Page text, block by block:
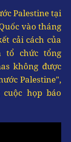
Palestine tại
vào tháng
cải cách của
tổ chức tổng
không được
Palestine",
họp báo